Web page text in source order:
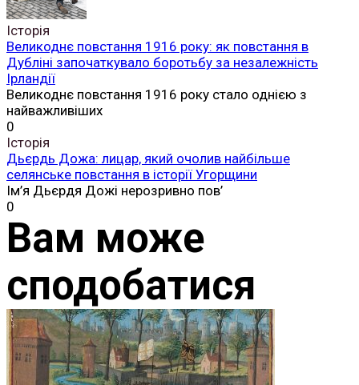
Історія
Великоднє повстання 1916 року: як повстання в
Дубліні започаткувало боротьбу за незалежність
Ірландії
Великоднє повстання 1916 року стало однією з
найважливіших
0
Історія
Дьєрдь Дожа: лицар, який очолив найбільше
селянське повстання в історії Угорщини
Ім’я Дьєрдя Дожі нерозривно пов’
0
Вам може
сподобатися